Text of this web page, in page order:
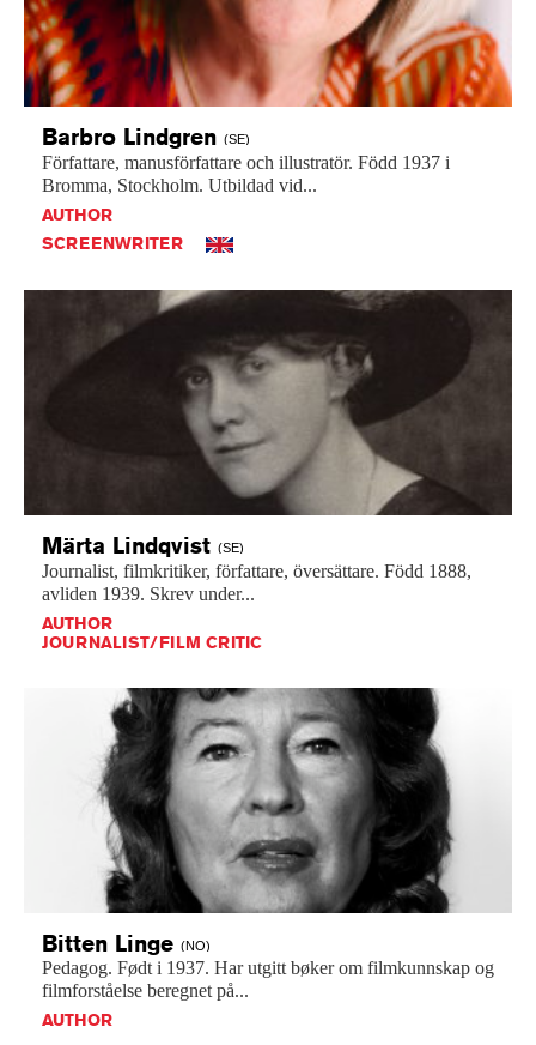
Barbro Lindgren (SE)
Författare, manusförfattare och illustratör. Född 1937 i
Bromma, Stockholm. Utbildad vid...
AUTHOR
SCREENWRITER
Märta Lindqvist (SE)
Journalist, filmkritiker, författare, översättare. Född 1888,
avliden 1939. Skrev under...
AUTHOR
JOURNALIST/FILM CRITIC
Bitten Linge (NO)
Pedagog. Født i 1937. Har utgitt bøker om filmkunnskap og
filmforståelse beregnet på...
AUTHOR